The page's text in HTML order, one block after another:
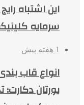
این اشتباه
سرمایه
1 هفته پیش
انواع قاب
یورتان